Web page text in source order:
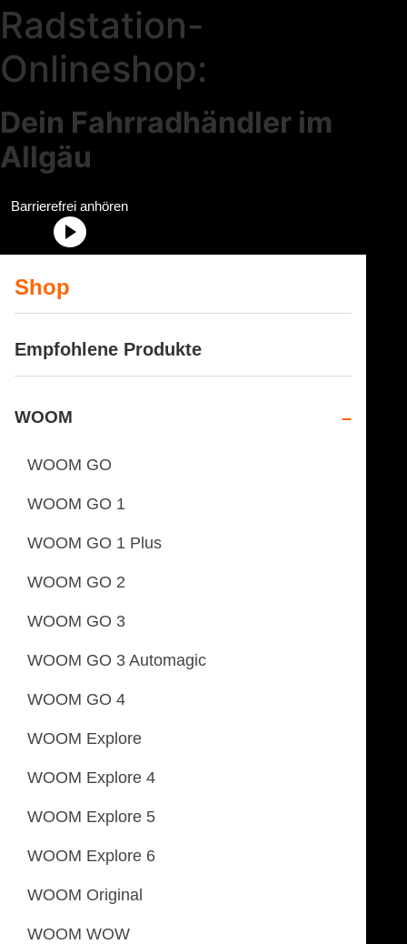
Radstation-
Onlineshop:
Dein Fahrradhändler im
Allgäu
Radstation Onlineshop Header Abschnittstitel:
Barrierefrei anhören
Shop
Empfohlene Produkte
WOOM
WOOM GO
WOOM GO 1
WOOM GO 1 Plus
WOOM GO 2
WOOM GO 3
WOOM GO 3 Automagic
WOOM GO 4
WOOM Explore
WOOM Explore 4
WOOM Explore 5
WOOM Explore 6
WOOM Original
WOOM WOW